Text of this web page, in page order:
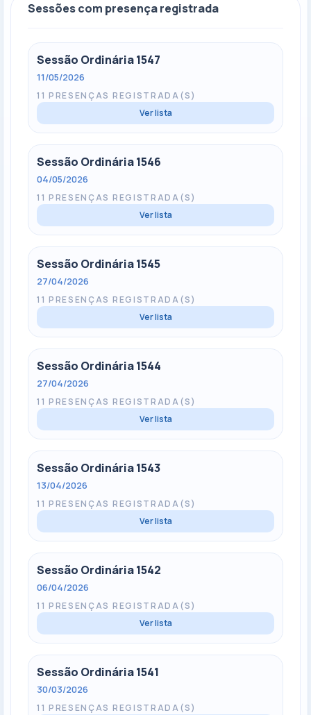
Sessões com presença registrada
Sessão Ordinária 1547
11/05/2026
11 PRESENÇAS REGISTRADA(S)
Ver lista
Sessão Ordinária 1546
04/05/2026
11 PRESENÇAS REGISTRADA(S)
Ver lista
Sessão Ordinária 1545
27/04/2026
11 PRESENÇAS REGISTRADA(S)
Ver lista
Sessão Ordinária 1544
27/04/2026
11 PRESENÇAS REGISTRADA(S)
Ver lista
Sessão Ordinária 1543
13/04/2026
11 PRESENÇAS REGISTRADA(S)
Ver lista
Sessão Ordinária 1542
06/04/2026
11 PRESENÇAS REGISTRADA(S)
Ver lista
Sessão Ordinária 1541
30/03/2026
11 PRESENÇAS REGISTRADA(S)